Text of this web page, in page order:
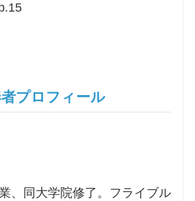
プロフィール
、同大学院修了。フライブル